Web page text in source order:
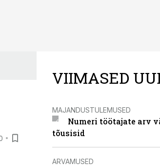
VIIMASED
MAJANDUSTULEMUSED
Numeri töötajate arv
tõusisid
ARVAMUSED